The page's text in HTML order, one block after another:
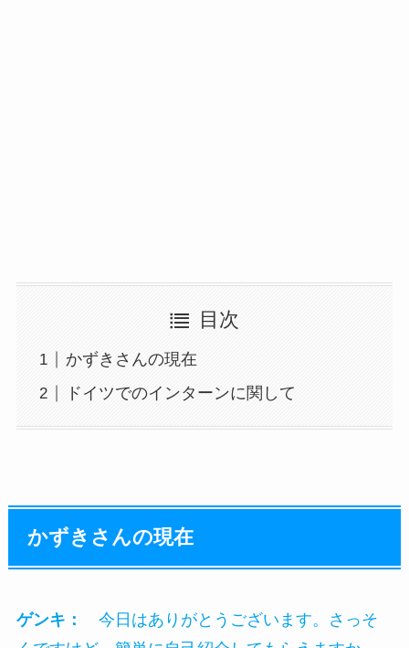
目次
かずきさんの現在
ドイツでのインターンに関して
かずきさんの現在
ゲンキ： 今日はありがとうございます。さっそ